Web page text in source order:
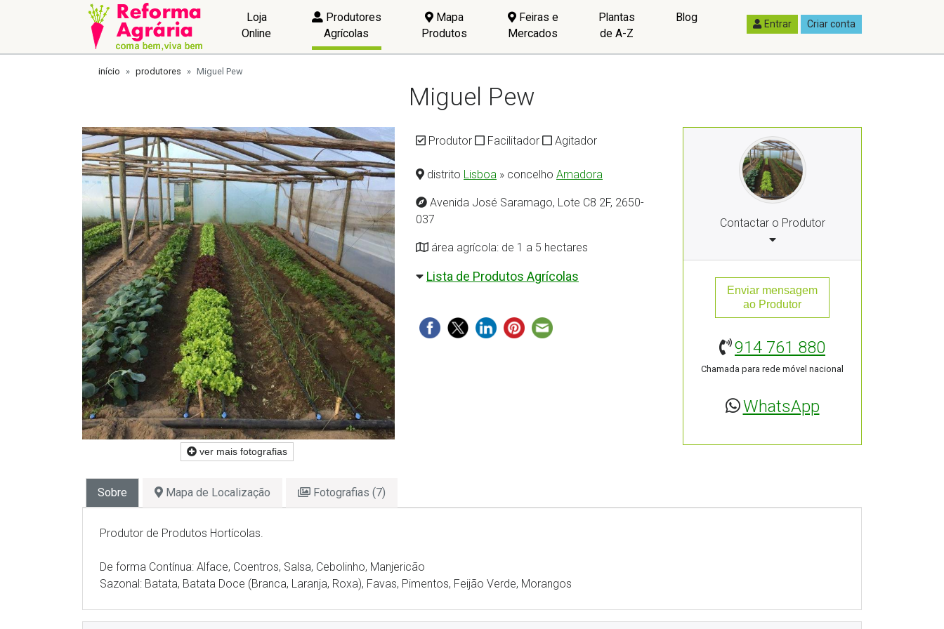
Loja
Online
Produtores
Agrícolas
Mapa
Produtos
Feiras e
Mercados
Plantas
de A-Z
Blog Entrar Criar conta
início produtores Miguel Pew
Miguel Pew
ver mais fotografias
Produtor Facilitador Agitador
distrito Lisboa » concelho Amadora
Avenida José Saramago, Lote C8 2F, 2650-
037
área agrícola: de 1 a 5 hectares
Lista de Produtos Agrícolas
Contactar o Produtor
Enviar mensagem
ao Produtor
914 761 880
Chamada para rede móvel nacional
WhatsApp
Sobre Mapa de Localização Fotografias (7)
Produtor de Produtos Hortícolas.
De forma Contínua: Alface, Coentros, Salsa, Cebolinho, Manjericão
Sazonal: Batata, Batata Doce (Branca, Laranja, Roxa), Favas, Pimentos, Feijão Verde, Morangos